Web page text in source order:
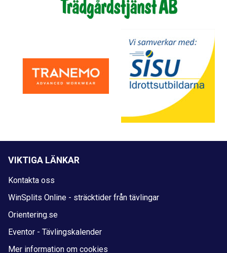
VIKTIGA LÄNKAR
Kontakta oss
WinSplits Online - sträcktider från tävlingar
Orientering.se
Eventor - Tävlingskalender
Mer information om cookies